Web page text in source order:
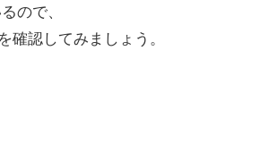
ので、
確認してみましょう。